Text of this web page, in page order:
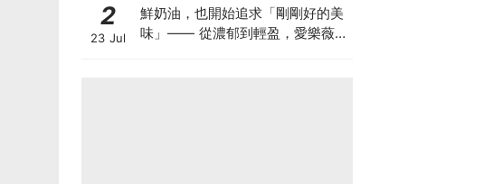
2
23 Jul
鮮奶油，也開始追求「剛剛好的美
味」—— 從濃郁到輕盈，愛樂薇